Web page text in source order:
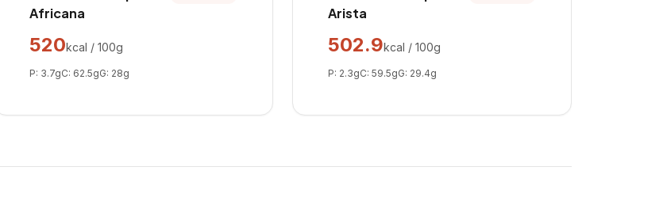
Africana
520kcal / 100g
P: 3.7gC: 62.5gG: 28g
Arista
502.9kcal / 100g
P: 2.3gC: 59.5gG: 29.4g